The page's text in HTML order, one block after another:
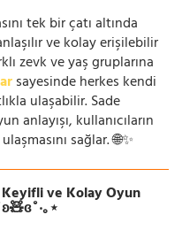
tek bir çatı altında
ve kolay erişilebilir
zevk ve yaş gruplarına
sayesinde herkes kendi
ulaşabilir. Sade
anlayışı, kullanıcıların
sağlar. 🌐✨
ve Kolay Oyun
｡⋆